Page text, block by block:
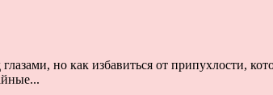
но как избавиться от припухлости,